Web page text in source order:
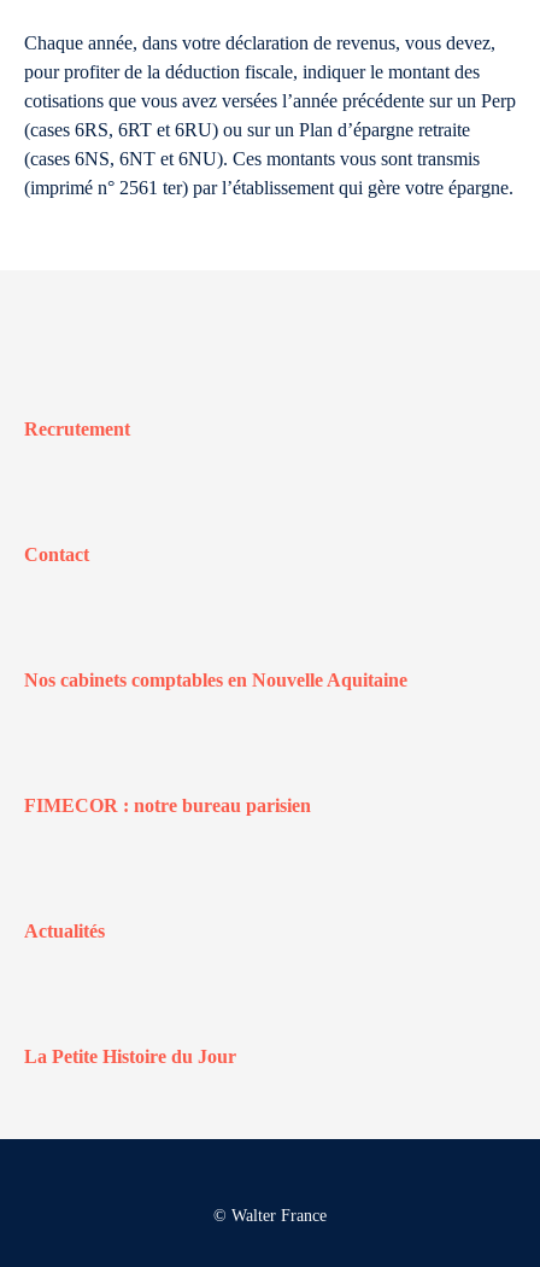
Chaque année, dans votre déclaration de revenus, vous devez,
pour profiter de la déduction fiscale, indiquer le montant des
cotisations que vous avez versées l’année précédente sur un Perp
(cases 6RS, 6RT et 6RU) ou sur un Plan d’épargne retraite
(cases 6NS, 6NT et 6NU). Ces montants vous sont transmis
(imprimé n° 2561 ter) par l’établissement qui gère votre épargne.
Recrutement
Contact
Nos cabinets comptables en Nouvelle Aquitaine
FIMECOR : notre bureau parisien
Actualités
La Petite Histoire du Jour
© Walter France